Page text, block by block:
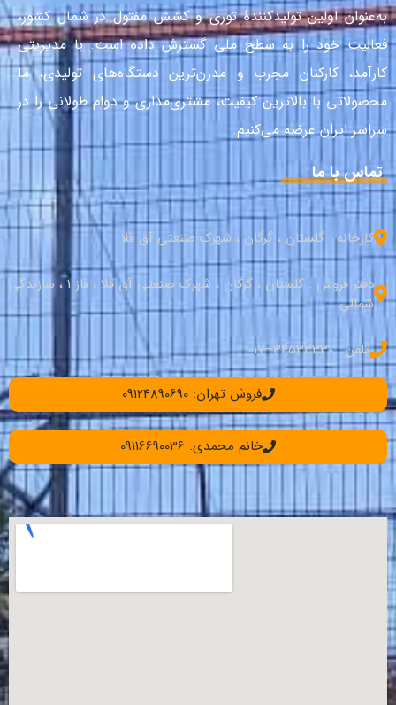
به‌عنوان اولین تولیدکنندهٔ توری و کشش مفتول در شمال کشور،
فعالیت خود را به سطح ملی گسترش داده است. با مدیریتی
کارآمد، کارکنان مجرب و مدرن‌ترین دستگاه‌های تولیدی، ما
محصولاتی با بالاترین کیفیت، مشتری‌مداری و دوام طولانی را در
سراسر ایران عرضه می‌کنیم.
تماس با ما
کارخانه : گلستان ، گرگان ، شهرک صنعتی آق قلا
دفتر فروش : گلستان ، گرگان ، شهرک صنعتی آق قلا ، فاز 1 ، سازندگی
شمالی
تلفن : 34533330–017
فروش تهران: 09124890690
خانم محمدی: 09116690036